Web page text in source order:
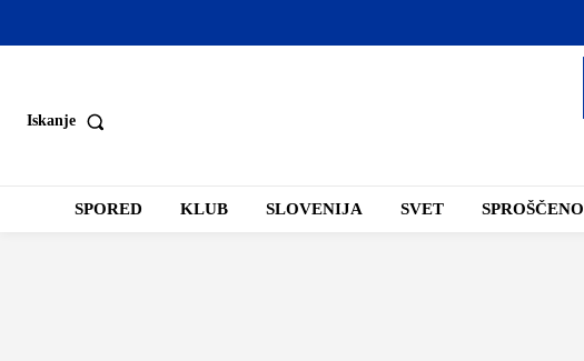
Iskanje
SPORED KLUB SLOVENIJA SVET SPROŠČENO